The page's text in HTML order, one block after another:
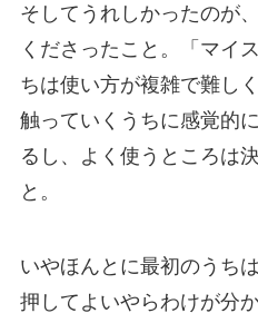
そしてうれしかったのが
くださったこと。「マイ
ちは使い方が複雑で難し
触っていくうちに感覚的
るし、よく使うところは
と。
いやほんとに最初のうち
押してよいやらわけが分